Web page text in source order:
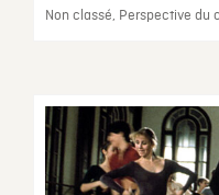
Non classé, Perspective du